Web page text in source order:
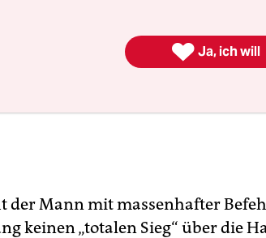
der Mann mit massenhafter
keinen „totalen Sieg“ über die
 Ja, ich will